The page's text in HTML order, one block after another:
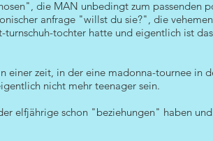
die MAN unbedingt zum passenden
anfrage "willst du sie?", die
tochter hatte und eigentlich ist
einer zeit, in der eine madonna-tournee in
nicht mehr teenager sein.
elfjährige schon "beziehungen" haben